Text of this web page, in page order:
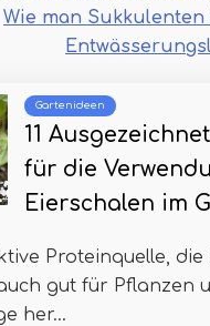
Wie man
Gartenideen
11
für die
Eierschalen im
Proteinquelle, die
gut für Pflanzen
her...